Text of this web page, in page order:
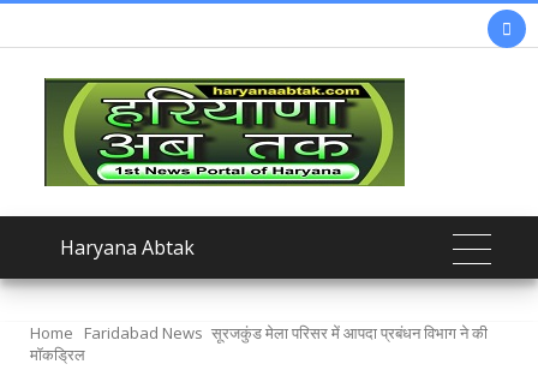

Haryana Abtak
Home Faridabad News सूरजकुंड मेला परिसर में आपदा प्रबंधन विभाग ने की
मॉकड्रिल